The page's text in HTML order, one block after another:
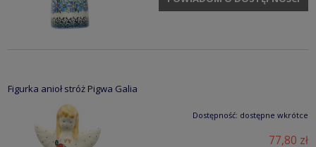
Figurka anioł stróż Pigwa Galia
Dostępność: dostępne wkrótce
77,80 zł